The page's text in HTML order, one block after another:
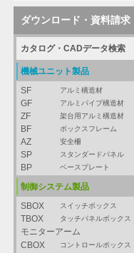
ダウンロード・資料請求
カタログ・CADデータ検索
機械ユニット製品
SF
アルミ構造材
GF アルミパイプ構造材
ZF 架台用アルミ構造材
BF ボックスフレーム
AZ 安全柵
SP スタンダードパネル
BP ベースプレート
制御システム製品
SBOX
スイッチボックス
TBOX タッチパネルボックス
モニターアーム
CBOX
コントロールボックス